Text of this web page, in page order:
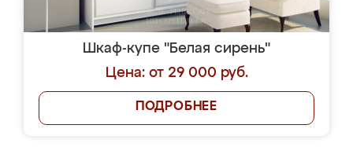
Шкаф-купе "Белая сирень"
Цена: от 29 000 руб.
ПОДРОБНЕЕ